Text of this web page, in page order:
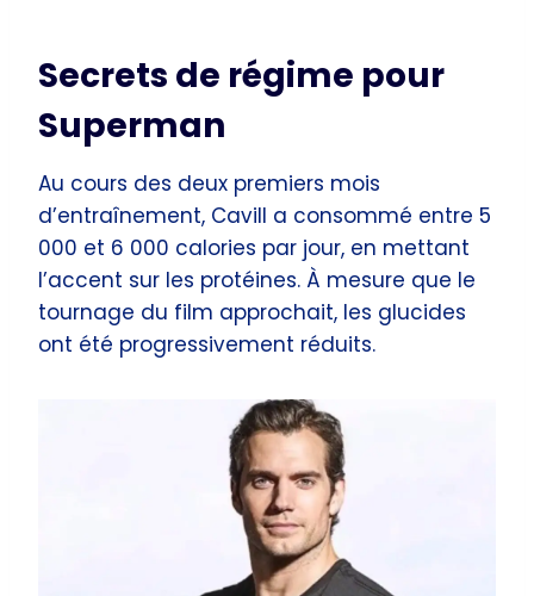
Secrets de régime pour
Superman
Au cours des deux premiers mois
d’entraînement, Cavill a consommé entre 5
000 et 6 000 calories par jour, en mettant
l’accent sur les protéines. À mesure que le
tournage du film approchait, les glucides
ont été progressivement réduits.